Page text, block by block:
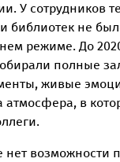
У сотрудников
библиотек не
режиме. До
полные
живые
в
нет возможности